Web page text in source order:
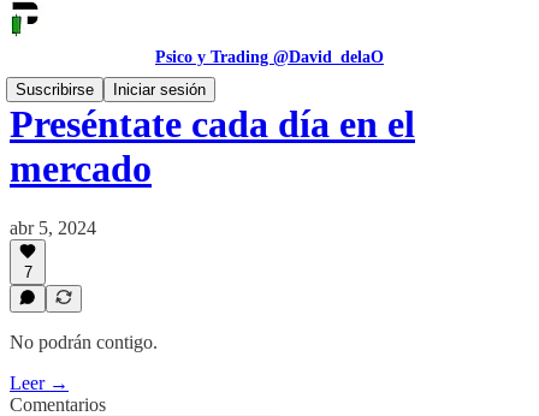
Psico y Trading @David_delaO
Suscribirse
Iniciar sesión
Preséntate cada día en el
mercado
abr 5, 2024
7
No podrán contigo.
Leer →
Comentarios